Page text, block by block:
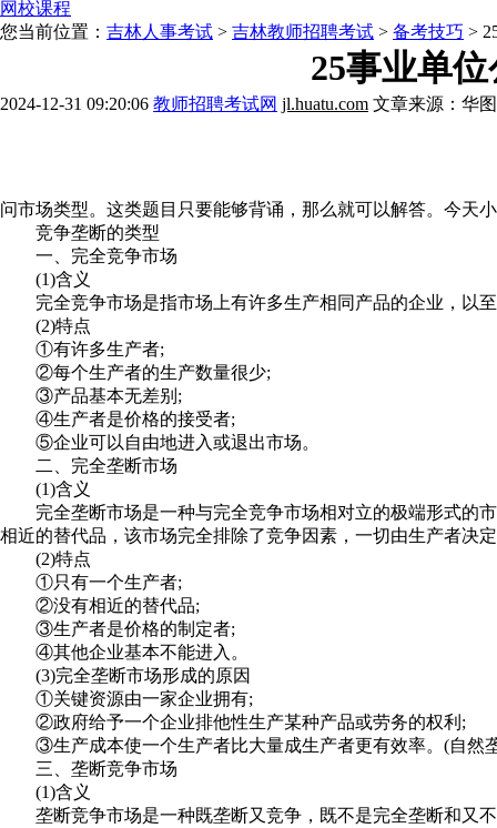
网校课程
您当前位置： 吉林人事考试 > 吉林教师招聘考试 > 备考技巧 >
25事业单
2024-12-31 09:20:06 教师招聘考试网 jl.huatu.com 文章来源：华
问市场类型。这类题目只要能够背诵，那么就可以解答。今天
竞争垄断的类型
一、完全竞争市场
(1)含义
完全竞争市场是指市场上有许多生产相同产品的企业，以至
(2)特点
①有许多生产者;
②每个生产者的生产数量很少;
③产品基本无差别;
④生产者是价格的接受者;
⑤企业可以自由地进入或退出市场。
二、完全垄断市场
(1)含义
完全垄断市场是一种与完全竞争市场相对立的极端形式的市
相近的替代品，该市场完全排除了竞争因素，一切由生产者决
(2)特点
①只有一个生产者;
②没有相近的替代品;
③生产者是价格的制定者;
④其他企业基本不能进入。
(3)完全垄断市场形成的原因
①关键资源由一家企业拥有;
②政府给予一个企业排他性生产某种产品或劳务的权利;
③生产成本使一个生产者比大量成生产者更有效率。(自然
三、垄断竞争市场
(1)含义
垄断竞争市场是一种既垄断又竞争，既不是完全垄断和又不